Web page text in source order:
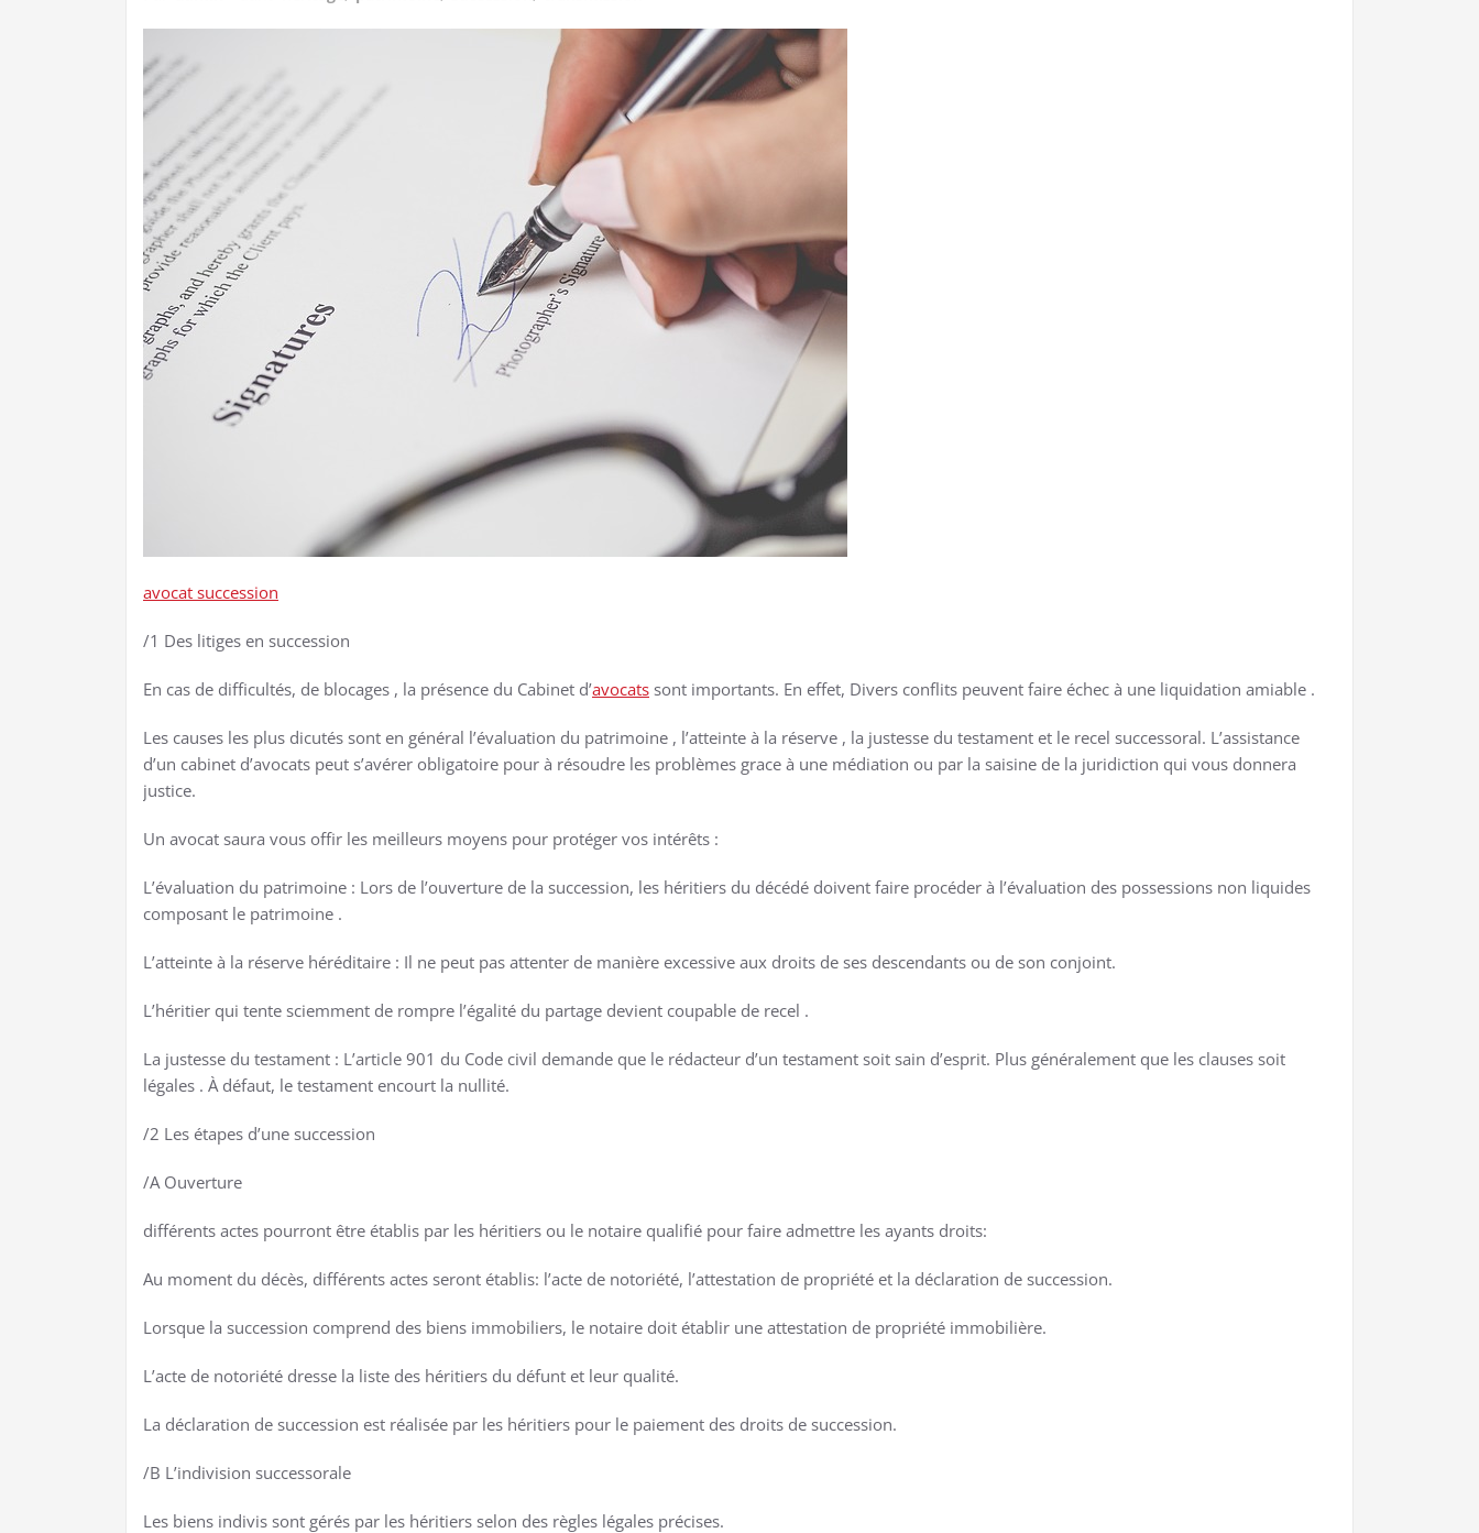
avocat succession
/1 Des litiges en succession
En cas de difficultés, de blocages , la présence du Cabinet d’avocats sont importants. En effet, Divers conflits peuvent faire échec à une liquidation amiable .
Les causes les plus dicutés sont en général l’évaluation du patrimoine , l’atteinte à la réserve , la justesse du testament et le recel successoral. L’assistance
d’un cabinet d’avocats peut s’avérer obligatoire pour à résoudre les problèmes grace à une médiation ou par la saisine de la juridiction qui vous donnera
justice.
Un avocat saura vous offir les meilleurs moyens pour protéger vos intérêts :
L’évaluation du patrimoine : Lors de l’ouverture de la succession, les héritiers du décédé doivent faire procéder à l’évaluation des possessions non liquides
composant le patrimoine .
L’atteinte à la réserve héréditaire : Il ne peut pas attenter de manière excessive aux droits de ses descendants ou de son conjoint.
L’héritier qui tente sciemment de rompre l’égalité du partage devient coupable de recel .
La justesse du testament : L’article 901 du Code civil demande que le rédacteur d’un testament soit sain d’esprit. Plus généralement que les clauses soit
légales . À défaut, le testament encourt la nullité.
/2 Les étapes d’une succession
/A Ouverture
différents actes pourront être établis par les héritiers ou le notaire qualifié pour faire admettre les ayants droits:
Au moment du décès, différents actes seront établis: l’acte de notoriété, l’attestation de propriété et la déclaration de succession.
Lorsque la succession comprend des biens immobiliers, le notaire doit établir une attestation de propriété immobilière.
L’acte de notoriété dresse la liste des héritiers du défunt et leur qualité.
La déclaration de succession est réalisée par les héritiers pour le paiement des droits de succession.
/B L’indivision successorale
Les biens indivis sont gérés par les héritiers selon des règles légales précises.